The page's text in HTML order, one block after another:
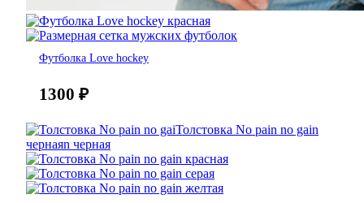
Футболка Love hockey
1300 ₽